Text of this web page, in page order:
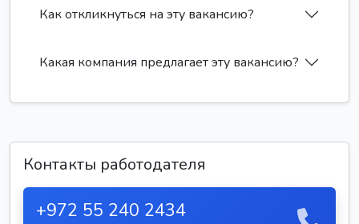
Как откликнуться на эту вакансию?
Какая компания предлагает эту вакансию?
Контакты работодателя
+972 55 240 2434